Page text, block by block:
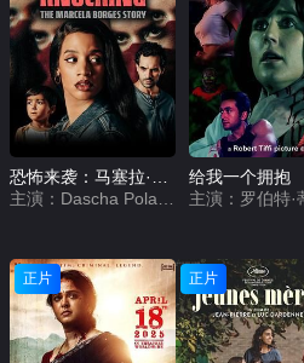
恐怖来袭：马塞拉·博尔赫斯的故事
主演：Dascha Polanco,Ivan Lopez,Nisa Gunduz
给我一个拥抱
正片 正片